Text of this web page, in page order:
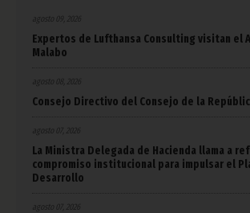
agosto 09, 2026
Expertos de Lufthansa Consulting visitan el
Malabo
agosto 08, 2026
Consejo Directivo del Consejo de la
agosto 07, 2026
La Ministra Delegada de Hacienda llama a
compromiso institucional para impulsar el
Desarrollo
agosto 07, 2026